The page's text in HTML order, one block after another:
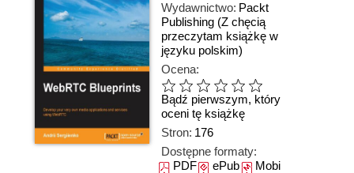
Wydawnictwo: Packt
Publishing (Z chęcią
przeczytam książkę w
języku polskim)
Ocena:
Bądź pierwszym, który
oceni tę książkę
Stron: 176
Dostępne formaty:
PDFePubMobi